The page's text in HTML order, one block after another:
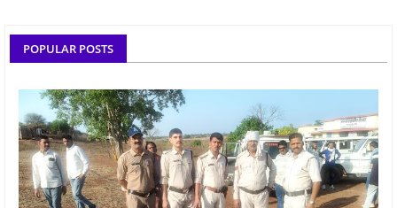
POPULAR POSTS